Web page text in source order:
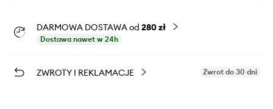
DARMOWA DOSTAWA od 280 zł
Dostawa nawet w 24h
ZWROTY I REKLAMACJE Zwrot do 30 dni